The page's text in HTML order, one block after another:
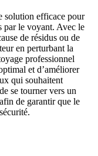
solution efficace pour
par le voyant. Avec le
de résidus ou de
en perturbant la
professionnel
et d’améliorer
qui souhaitent
se tourner vers un
de garantir que le